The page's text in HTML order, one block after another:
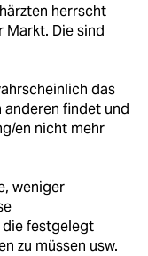
herrscht
Markt. Die sind
das
anderen findet und
en nicht mehr
weniger
festgelegt
zu müssen usw.